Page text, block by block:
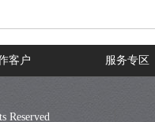
客户 服务专区
Reserved